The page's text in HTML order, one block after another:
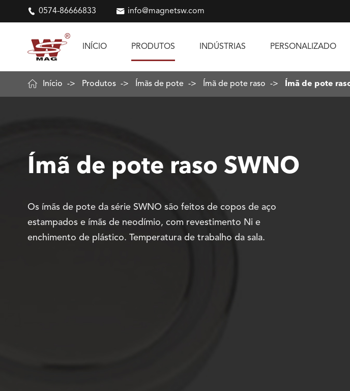
 0574-86666833  info@magnetsw.com
INÍCIO PRODUTOS INDÚSTRIAS PERSONALIZADO
 Início Produtos Ímãs de pote Ímã de pote raso Ímã de pote
Ímã de pote raso SWNO
Os ímãs de pote da série SWNO são feitos de copos de aço
estampados e ímãs de neodímio, com revestimento Ni e
enchimento de plástico. Temperatura de trabalho da sala.